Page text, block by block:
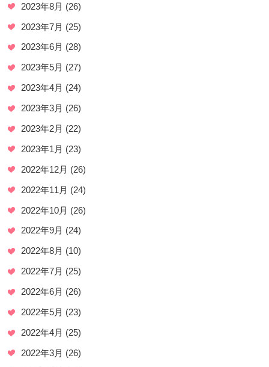
2023年8月 (26)
2023年7月 (25)
2023年6月 (28)
2023年5月 (27)
2023年4月 (24)
2023年3月 (26)
2023年2月 (22)
2023年1月 (23)
2022年12月 (26)
2022年11月 (24)
2022年10月 (26)
2022年9月 (24)
2022年8月 (10)
2022年7月 (25)
2022年6月 (26)
2022年5月 (23)
2022年4月 (25)
2022年3月 (26)